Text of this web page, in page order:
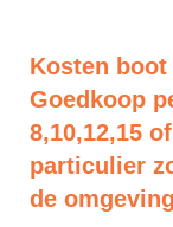
Kosten
Goedkoop
8,10,12,15
particulier
de